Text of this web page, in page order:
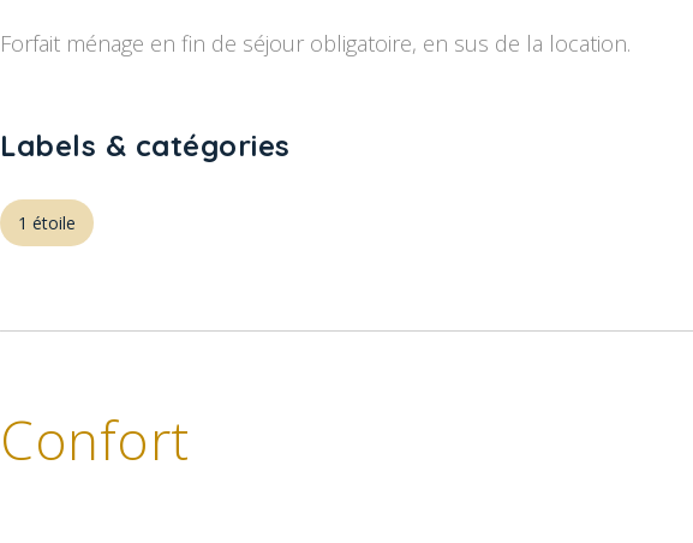
Forfait ménage en fin de séjour obligatoire, en sus de la location.
Labels & catégories
1 étoile
Confort